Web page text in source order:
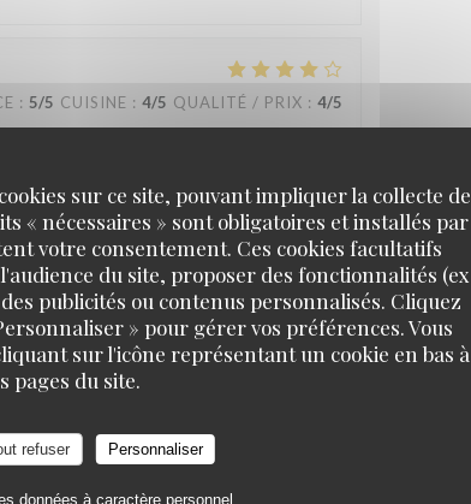
sur ce site, pouvant impliquer la collecte de
« nécessaires » sont obligatoires et installés par
votre consentement. Ces cookies facultatifs
du site, proposer des fonctionnalités (ex
publicités ou contenus personnalisés. Cliquez
» pour gérer vos préférences. Vous
sur l'icône représentant un cookie en bas à
pages du site.
refuser Personnaliser
données à caractère personnel
: 5/5 CUISINE : 4/5 QUALITÉ / PRIX : 4/5
: 5 /5 CUISINE : 5/5 QUALITÉ / PRIX: 5/5